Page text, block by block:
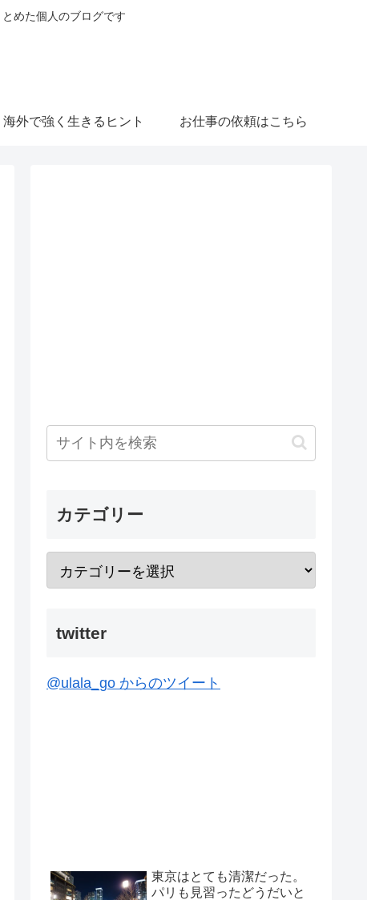
めた個人のブログです
海外で強く生きるヒント お仕事の依頼はこちら
カテゴリー
twitter
@ulala_go からのツイート
東京はとても清潔だった。
パリも見習ったどうだいと